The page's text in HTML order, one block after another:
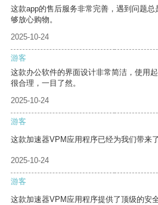
这款app的售后服务非常完善，遇到问题
够放心购物。
2025-10-24
游客
这款办公软件的界面设计非常简洁，使用
很合理，一目了然。
2025-10-24
游客
这款加速器VPM应用程序已经为我们带来
2025-10-24
游客
这款加速器VPM应用程序提供了顶级的安